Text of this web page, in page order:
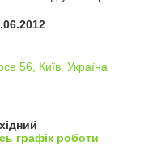
56, Київ, Україна
графік роботи